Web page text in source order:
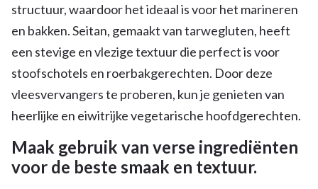
structuur, waardoor het ideaal is voor het marineren
en bakken. Seitan, gemaakt van tarwegluten, heeft
een stevige en vlezige textuur die perfect is voor
stoofschotels en roerbakgerechten. Door deze
vleesvervangers te proberen, kun je genieten van
heerlijke en eiwitrijke vegetarische hoofdgerechten.
Maak gebruik van verse ingrediënten
voor de beste smaak en textuur.